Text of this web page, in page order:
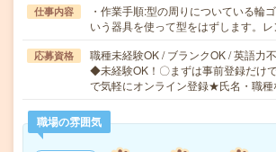
仕事内容
・作業手順:型の周りについている輪
いう器具を使って型をはずします。
応募資格
職種未経験OK / ブランクOK / 英語力
◆未経験OK！〇まずは事前登録だけ
で気軽にオンライン登録★氏名・職
職場の雰囲気